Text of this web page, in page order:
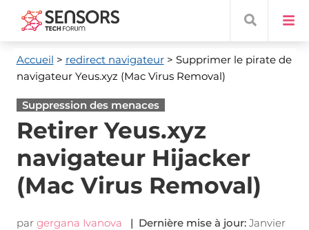
Accueil > redirect navigateur> Supprimer le pirate de
navigateur Yeus.xyz (Mac Virus Removal)
Suppression des menaces
Retirer Yeus.xyz
navigateur Hijacker
(Mac Virus Removal)
par gergana Ivanova | Dernière mise à jour: Janvier